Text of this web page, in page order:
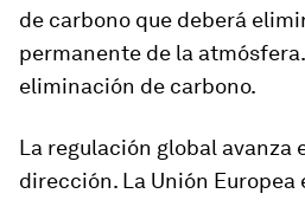
de carbono que deberá
permanente de la
eliminación de carbono.
La regulación global avanza
dirección. La Unión